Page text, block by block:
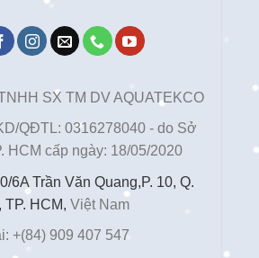
SX TM DV AQUATEKCO
QĐTL: 0316278040 - do Sở
HCM cấp ngày: 18/05/2020
6A Trần Văn Quang,P. 10, Q.
TP. HCM, Việt Nam
+(84) 909 407 547